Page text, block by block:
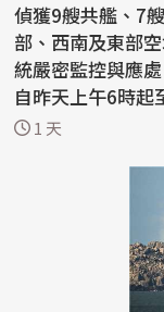
偵獲9艘共艦、7
部、西南及東部
統嚴密監控與應處。 國防部上午公布共機艦動態
自昨天上午6時起
公務...
1 天